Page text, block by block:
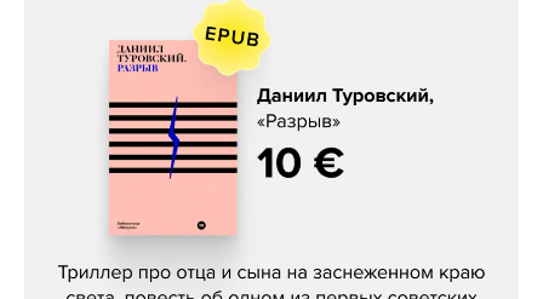
Даниил Туровский, «Разрыв»